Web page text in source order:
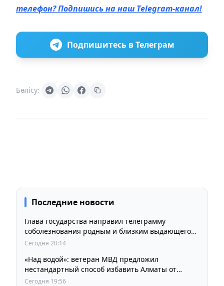
телефон? Подпишись на наш Telegram-канал!
Подпишитесь в Телеграм
Бөлісу:
Последние новости
Глава государства направил телеграмму
соболезнования родным и близким выдающегося
кинорежиссера Ардака Амиркулова
Сегодня 20:14
«Над водой»: ветеран МВД предложил
нестандартный способ избавить Алматы от
пробок и смога
Сегодня 19:56